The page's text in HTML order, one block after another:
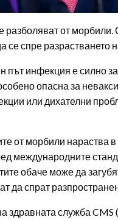
от морбили.
се спре разрастването
път инфекция е силно
опасна за
или дихателни
от морбили нараства в
международните
обаче може да
да спрат
здравната служба